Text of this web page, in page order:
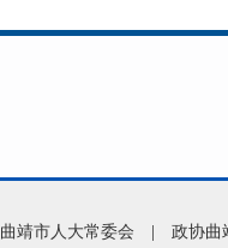
曲靖市人大常委会 政协曲